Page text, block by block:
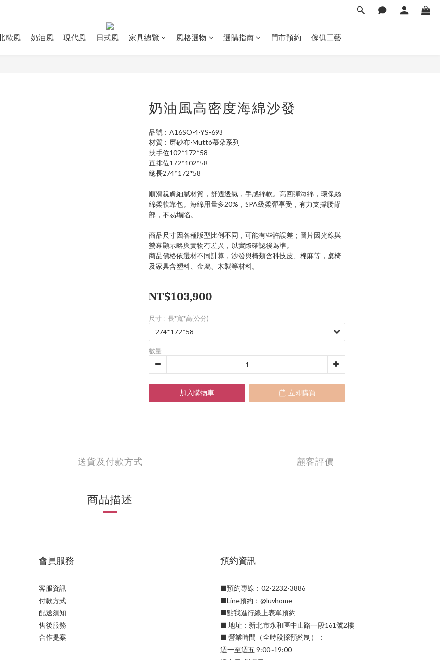
歐風 奶油風 現代風 日式風 家具總覽 風格選物 選購指南 門市預約 傢俱工藝
奶油風高密度海綿沙發
品號：A16SO-4-YS-698
材質：磨砂布-Muttò慕朵系列
扶手位102*172*58
直排位172*102*58
總長274*172*58
順滑親膚細膩材質，舒適透氣，手感綿軟。高回彈海綿，環保絲
綿柔軟靠包。海綿用量多20%，SPA級柔彈享受，有力支撐腰背
部，不易塌陷。
商品尺寸因各種版型比例不同，可能有些許誤差；圖片因光線與
螢幕顯示略與實物有差異，以實際確認後為準。
商品價格依選材不同計算，沙發與椅類含科技皮、棉麻等，桌椅
及家具含塑料、金屬、木製等材料。
NT$103,900
尺寸：長*寬*高(公分)
數量
加入購物車 立即購買
送貨及付款方式 顧客評價
商品描述
會員服務
客服資訊
付款方式
配送須知
售後服務
合作提案
預約資訊
■預約專線：02-2232-3886
■Line預約： @luvhome
■點我進行線上表單預約
■ 地址：新北市永和區中山路一段161號2樓
■ 營業時間（全時段採預約制）：
週一至週五 9:00~19:00